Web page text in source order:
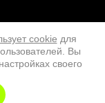
cookie для
Вы
своего